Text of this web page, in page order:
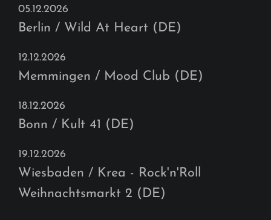
05.12.2026
Berlin / Wild At Heart (DE)
12.12.2026
Memmingen / Mood Club (DE)
18.12.2026
Bonn / Kult 41 (DE)
19.12.2026
Wiesbaden / Krea - Rock'n'Roll
Weihnachtsmarkt 2 (DE)